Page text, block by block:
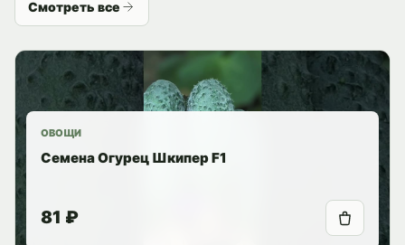
Смотреть все
ОВОЩИ
Семена Огурец Шкипер F1
81 ₽